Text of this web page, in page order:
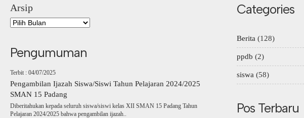
Arsip
Pengumuman
Terbit : 04/07/2025
Pengambilan Ijazah Siswa/Siswi Tahun Pelajaran 2024/2025
SMAN 15 Padang
Diberitahukan kepada seluruh siswa/siswi kelas XII SMAN 15 Padang Tahun
Pelajaran 2024/2025 bahwa pengambilan ijazah..
Categories
Berita (128)
ppdb (2)
siswa (58)
Pos Terbaru